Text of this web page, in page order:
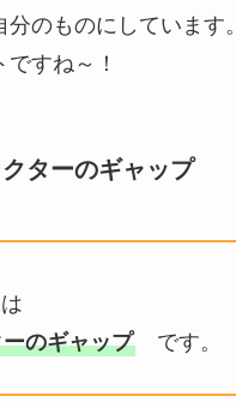
のものにしています。
すね～！
ターのギャップ
のギャップです。